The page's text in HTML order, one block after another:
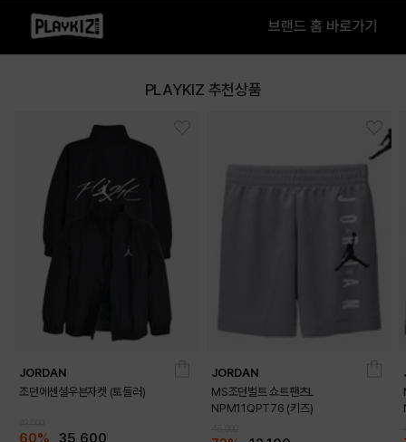
KHAKI
PLAYKIZ 추천상품
JORDAN
조던에센셜우븐자켓 (토들러)
60% 35,600
JORDAN
MS조던벌트 쇼트팬츠L
NPM11QPT76 (키즈)